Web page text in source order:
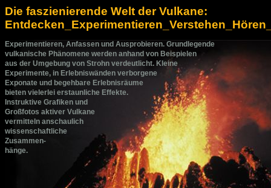
Die faszienierende Welt der Vulkane:
Experimentieren, Anfassen und Ausprobieren. Grundlegende
vulkanische Phänomene werden anhand von Beispielen
aus der Umgebung von Strohn verdeutlicht. Kleine
Experimente, in Erlebniswänden verborgene
Exponate und begehbare Erlebnisräume
bieten vielerlei erstaunliche Effekte.
Instruktive Grafiken und
Großfotos aktiver Vulkane
vermitteln anschaulich
wissenschaftliche
Zusammen-
hänge.